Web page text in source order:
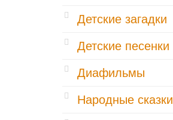
Детские загадки
Детские песенки
Диафильмы
Народные сказки